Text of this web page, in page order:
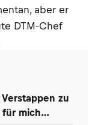
aber er
DTM-Chef
zu
für mich